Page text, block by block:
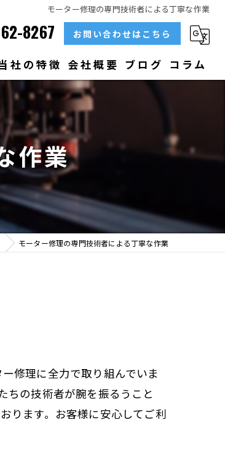
モーター修理の専門技術者による丁寧な作業
8267 お問い合わせはこちら
社の特徴
ベアリング
大型
メンテナンス
販売
会社概要 ブログ コラム
作業
モーター修理の専門技術者による丁寧な作業
修理に全力で取り組んでいま
ちの技術者が腕を振るうこと
ります。お客様に安心してご利